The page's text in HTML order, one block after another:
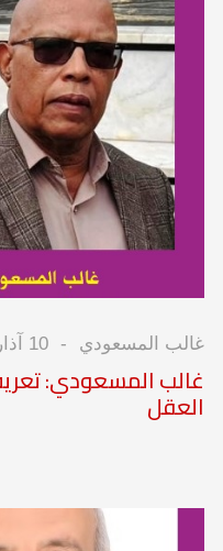
غالب المسعودي 10 آذار/مارس 2025
غالب المسعودي:
العقل